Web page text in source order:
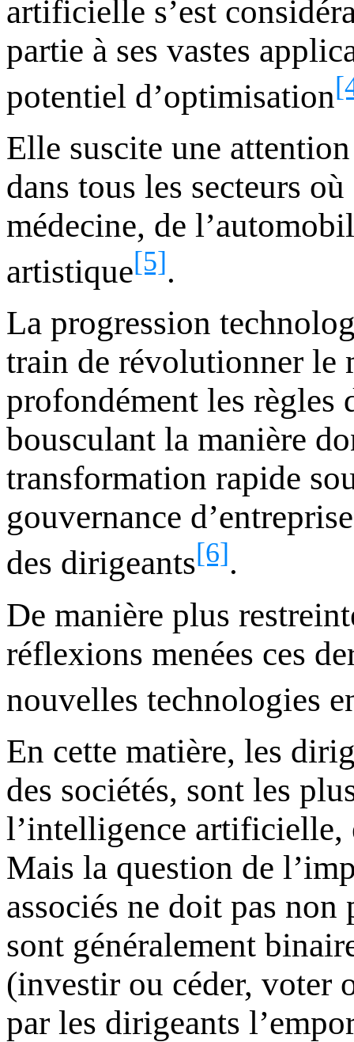
artificielle s’est
partie à ses vastes
potentiel d’optimisation
Elle suscite une
dans tous les secteurs
médecine, de
artistique[5].
La progression
train de révolutionner le
profondément les règles
bousculant la manière
transformation rapide
gouvernance
des dirigeants[6].
De manière plus
réflexions menées ces
nouvelles technologies
En cette matière, les
des sociétés, sont les
l’intelligence artificielle,
Mais la question de
associés ne doit pas
sont généralement
(investir ou céder, voter
par les dirigeants